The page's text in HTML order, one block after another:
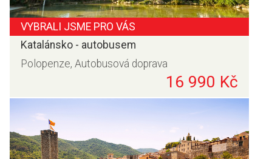
VYBRALI JSME PRO VÁS
Katalánsko - autobusem
Polopenze, Autobusová doprava
16 990 Kč